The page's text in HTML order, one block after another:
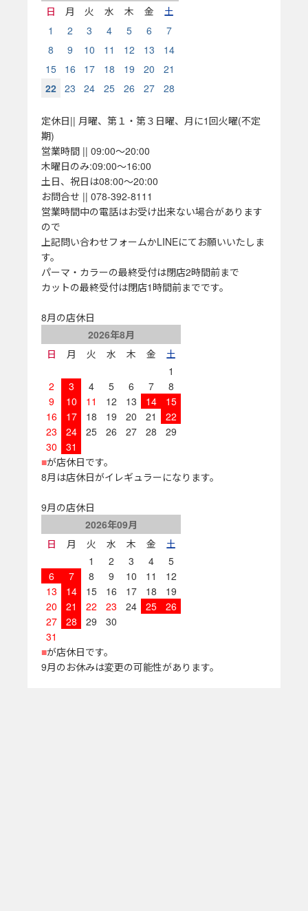
日
月 火 水 木 金
土
1
2 3 4 5 6
7
8
9 10 11 12 13
14
15
16 17 18 19 20
21
22 23 24 25 26 27 28
定休日|| 月曜、第１・第３日曜、月に1回火曜(不定
期)
営業時間 || 09:00～20:00
木曜日のみ:09:00～16:00
土日、祝日は08:00～20:00
お問合せ || 078-392-8111
営業時間中の電話はお受け出来ない場合があります
ので
上記問い合わせフォームかLINEにてお願いいたしま
す。
パーマ・カラーの最終受付は閉店2時間前まで
カットの最終受付は閉店1時間前までです。
8月の店休日
2026年8月
日
月 火 水 木 金
土
1
2
3 4 5 6 7
8
9
10 11 12 13 14
15
16
17 18 19 20 21
22
23
24 25 26 27 28
29
30
31
■が店休日です。
8月は店休日がイレギュラーになります。
9月の店休日
2026年09月
日
月 火 水 木 金
土
1
2 3 4
5
6
7 8 9 10 11
12
13
14 15 16 17 18
19
20
21 22 23 24 25
26
27
28 29
30
31
■が店休日です。
9月のお休みは変更の可能性があります。